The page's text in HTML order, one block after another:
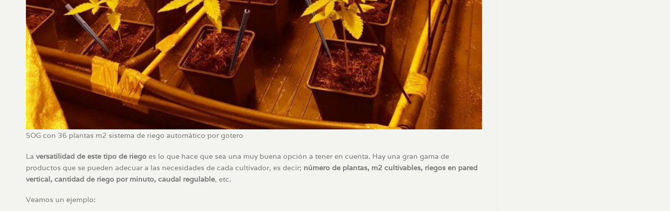
SOG con 36 plantas m2 sistema de riego automático por gotero
La versatilidad de este tipo de riego es lo que hace que sea una muy buena opción a tener en cuenta. Hay una gran gama de
productos que se pueden adecuar a las necesidades de cada cultivador, es decir; número de plantas, m2 cultivables, riegos en pared
vertical, cantidad de riego por minuto, caudal regulable, etc.
Veamos un ejemplo: